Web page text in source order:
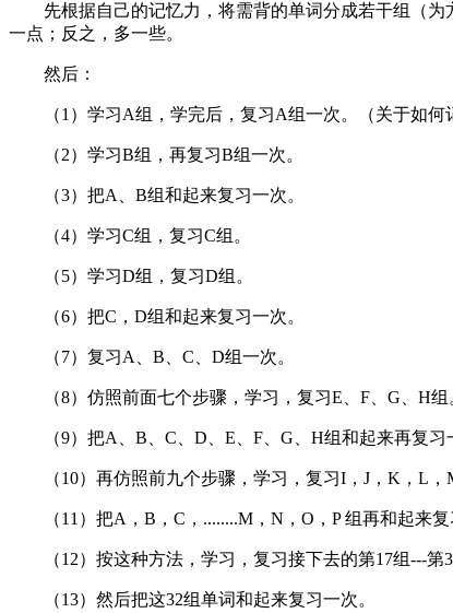
先根据自己的记忆力，将需背的单词分成若干组（为
一点；反之，多一些。
然后：
（1）学习A组，学完后，复习A组一次。（关于如何
（2）学习B组，再复习B组一次。
（3）把A、B组和起来复习一次。
（4）学习C组，复习C组。
（5）学习D组，复习D组。
（6）把C，D组和起来复习一次。
（7）复习A、B、C、D组一次。
（8）仿照前面七个步骤，学习，复习E、F、G、H组
（9）把A、B、C、D、E、F、G、H组和起来再复习
（10）再仿照前九个步骤，学习，复习I，J，K，L，
（11）把A，B，C，........M，N，O，P 组再和起来复
（12）按这种方法，学习，复习接下去的第17组---第
（13）然后把这32组单词和起来复习一次。